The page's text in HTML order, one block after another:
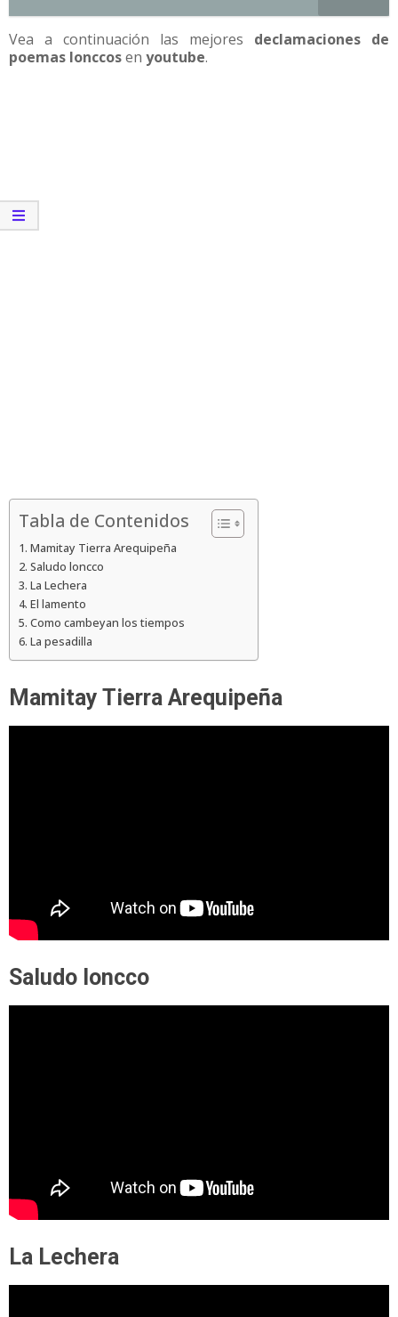
Vea a continuación las mejores declamaciones de
poemas lonccosen youtube.
Tabla de Contenidos
Mamitay Tierra Arequipeña
Saludo loncco
La Lechera
El lamento
Como cambeyan los tiempos
La pesadilla
Mamitay Tierra Arequipeña
Saludo loncco
La Lechera